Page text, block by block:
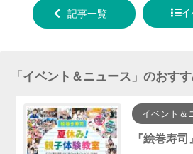
する
記事一覧 イ
「イベント＆ニュース 」のおす
イベント＆